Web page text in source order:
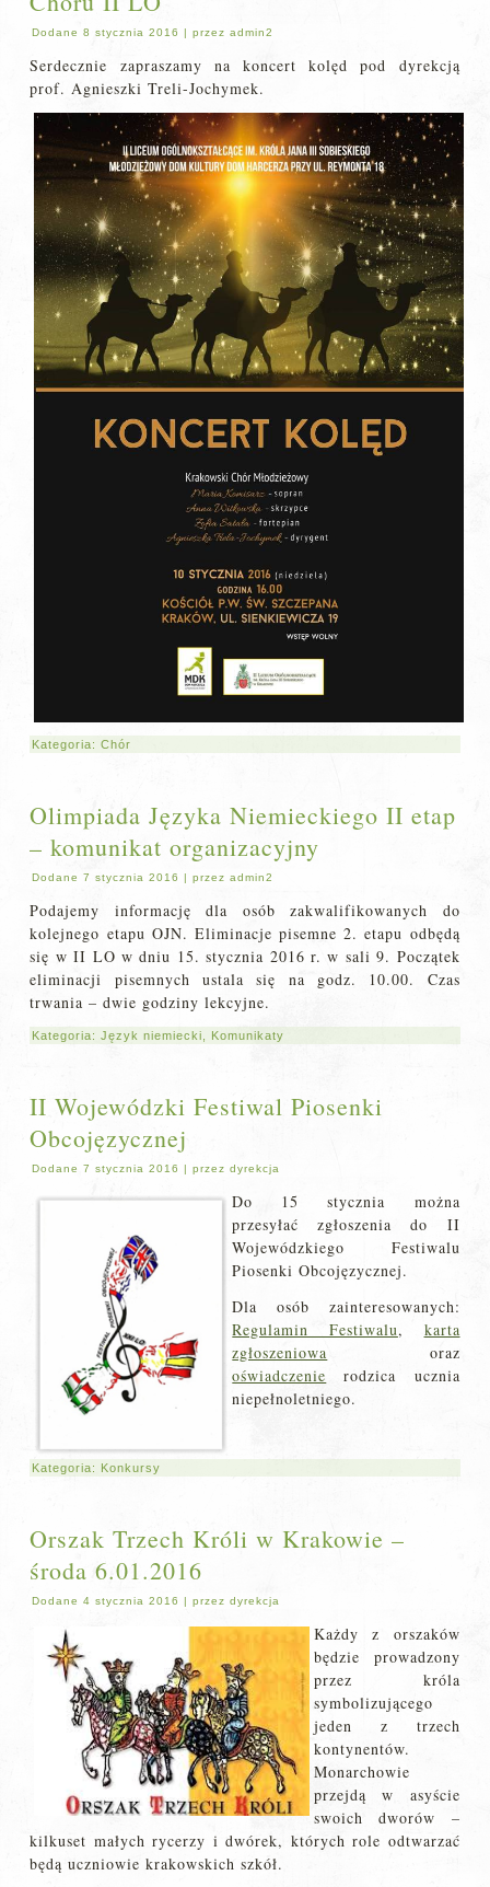
Dodane 8 stycznia 2016 |przez admin2
Serdecznie zapraszamy na koncert kolęd pod dyrekcją
prof. Agnieszki Treli-Jochymek.
Kategoria:Chór
Olimpiada Języka Niemieckiego II etap
– komunikat organizacyjny
Dodane 7 stycznia 2016 |przez admin2
Podajemy informację dla osób zakwalifikowanych do
kolejnego etapu OJN. Eliminacje pisemne 2. etapu odbędą
się w II LO w dniu 15. stycznia 2016 r. w sali 9. Początek
eliminacji pisemnych ustala się na godz. 10.00. Czas
trwania – dwie godziny lekcyjne.
Kategoria:Język niemiecki Komunikaty
II Wojewódzki Festiwal Piosenki
Obcojęzycznej
Dodane 7 stycznia 2016 |przez dyrekcja
Do 15 stycznia można
przesyłać zgłoszenia do II
Wojewódzkiego Festiwalu
Piosenki Obcojęzycznej.
Dla osób zainteresowanych:
Regulamin Festiwalu, karta
zgłoszeniowa oraz
oświadczenie rodzica ucznia
niepełnoletniego.
Kategoria: Konkursy
Orszak Trzech Króli w Krakowie –
środa 6.01.2016
Dodane 4 stycznia 2016 |przez dyrekcja
Każdy z orszaków
będzie prowadzony
przez króla
symbolizującego
jeden z trzech
kontynentów.
Monarchowie
przejdą w asyście
swoich dworów –
kilkuset małych rycerzy i dwórek, których role odtwarzać
będą uczniowie krakowskich szkół.